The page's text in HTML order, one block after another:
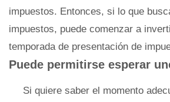
impuestos. Entonces, si lo que
impuestos, puede comenzar a
temporada de presentación de
Puede permitirse esperar
Si quiere saber el momento